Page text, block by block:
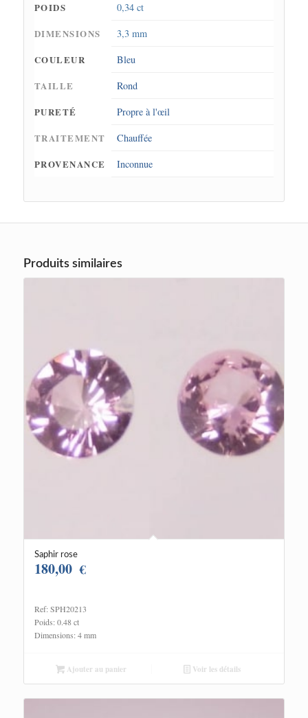
POIDS
0,34 ct
DIMENSIONS
3,3 mm
COULEUR
Bleu
TAILLE
Rond
PURETÉ
Propre à l'œil
TRAITEMENT
Chauffée
PROVENANCE
Inconnue
Produits similaires
Saphir rose
180,00 €
Ref: SPH20213
Poids: 0.48 ct
Dimensions: 4 mm
Ajouter au panier Voir les détails